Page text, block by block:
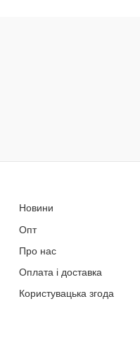
Новини
Опт
Про нас
Оплата і доставка
Користувацька згода